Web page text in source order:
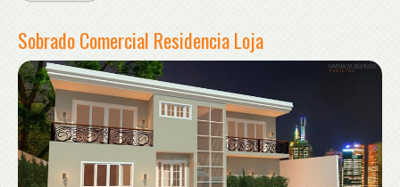
Sobrado Comercial Residencia Loja